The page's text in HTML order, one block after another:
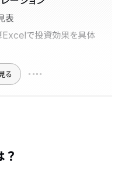
表
で投資効果を具体
る
？